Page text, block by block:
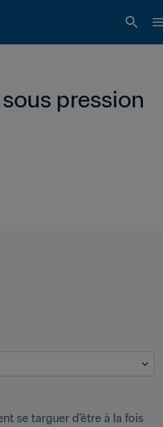
pression
se targuer d'être à la fois